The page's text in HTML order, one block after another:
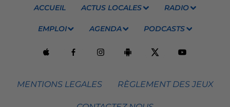
ACCUEIL ACTUS LOCALES RADIO
EMPLOI AGENDA PODCASTS
MENTIONS LEGALES RÈGLEMENT DES JEUX